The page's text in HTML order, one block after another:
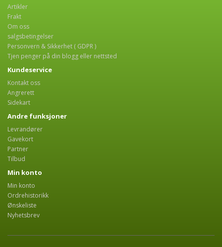
Artikler
Frakt
Om oss
salgsbetingelser
Personvern & Sikkerhet ( GDPR )
Tjen penger på din blogg eller nettsted
Kundeservice
Kontakt oss
Angrerett
Sidekart
Andre funksjoner
Levrandører
Gavekort
Partner
Tilbud
Min konto
Min konto
Ordrehistorikk
Ønskeliste
Nyhetsbrev